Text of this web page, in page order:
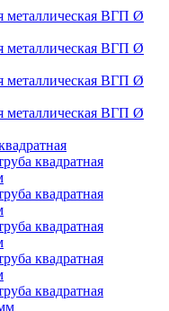
металлическая ВГП Ø
металлическая ВГП Ø
металлическая ВГП Ø
металлическая ВГП Ø
квадратная
квадратная
квадратная
квадратная
квадратная